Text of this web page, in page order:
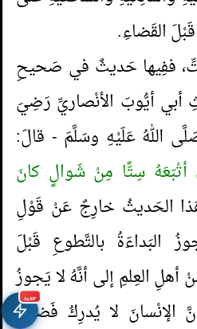
جديد
القَضاءِ.
ففِيها حَديثٌ في صَحيحِ
أبي أيُّوبَ الأنْصاريِّ رَضِيَ
اللهُ عَلَيْهِ وسَلَّمَ - قالَ:
سِتًّا مِنْ شَوالٍ كانَ
الحَديثُ خارِجٌ عَنْ قَوْلِ
البَداءَةُ بالتَّطوعِ قَبْلَ
العِلمِ إلى أنَّهُ لا يَجوزُ
الإنْسانَ لا يُدرِكُ فَضيلَةَ